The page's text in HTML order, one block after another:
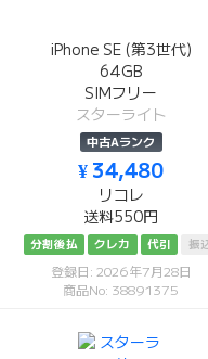
iPhone SE (第3世代)
64GB
SIMフリー
スターライト
中古Aランク
¥ 34,480
リコレ
送料550円
分割後払 クレカ 代引 振
登録日: 2026年7月28日
商品No: 38891375